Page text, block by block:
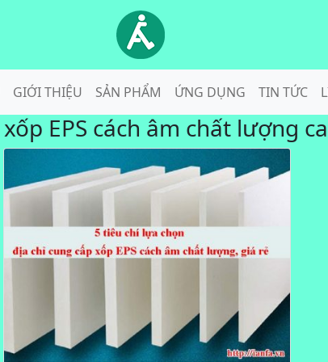
GIỚI THIỆU SẢN PHẨM ỨNG DỤNG TIN TỨC
xốp EPS cách âm chất lượng